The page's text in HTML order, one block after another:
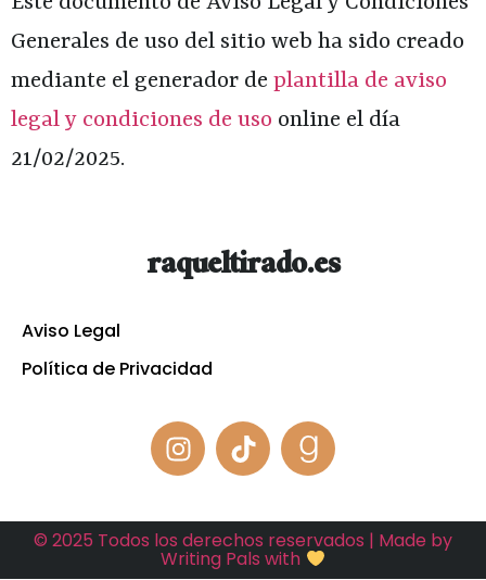
Generales de uso del sitio web ha sido creado
mediante el generador de plantilla de aviso
legal y condiciones de uso online el día
21/02/2025.
raqueltirado.es
Aviso Legal
Política de Privacidad
© 2025 Todos los derechos reservados | Made by
Writing Pals with